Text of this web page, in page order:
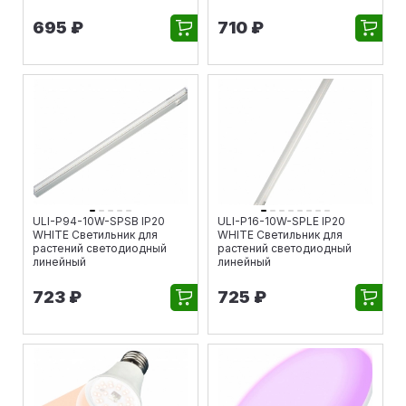
695 ₽ 710 ₽
ULI-P94-10W-SPSB IP20
WHITE Светильник для
растений светодиодный
линейный
723 ₽
ULI-P16-10W-SPLE IP20
WHITE Светильник для
растений светодиодный
линейный
725 ₽